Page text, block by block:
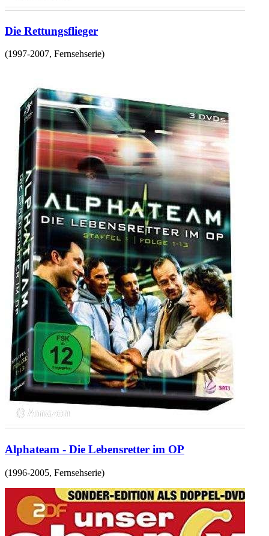
Die Rettungsflieger
(1997-2007, Fernsehserie)
Alphateam - Die Lebensretter im OP
(1996-2005, Fernsehserie)